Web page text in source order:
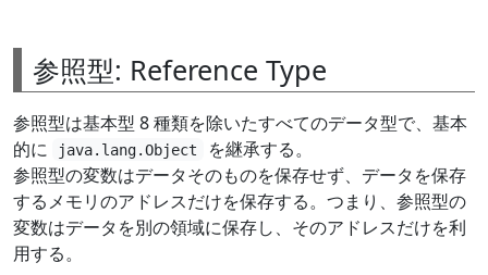
参照型: Reference Type
参照型は基本型 8 種類を除いたすべてのデータ型で、基本
的に
java.lang.Object
を継承する。
参照型の変数はデータそのものを保存せず、データを保存
するメモリのアドレスだけを保存する。つまり、参照型の
変数はデータを別の領域に保存し、そのアドレスだけを利
用する。